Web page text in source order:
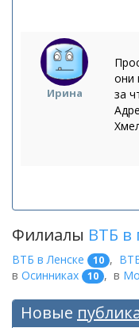
Ирина
они
за
Филиалы ВТБ в
ВТБ в Ленске 10 ,
в Осинниках 10 , в
Новые